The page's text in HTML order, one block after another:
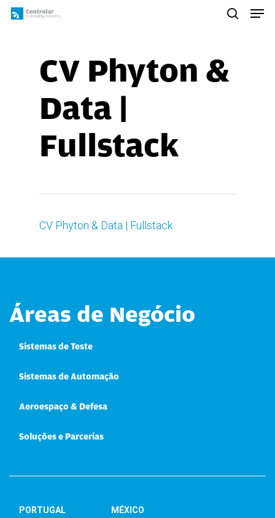
Skip
CV Phyton &
Data |
Fullstack
CV Phyton & Data | Fullstack
Áreas de Negócio
Sistemas de Teste
Sistemas de Automação
Aeroespaço & Defesa
Soluções e Parcerias
PORTUGAL
MÉXICO